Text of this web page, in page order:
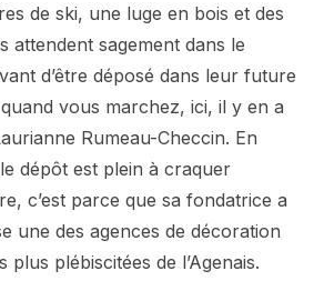
de ski, une luge en bois et des
attendent sagement dans le
d’être déposé dans leur future
vous marchez, ici, il y en a
Rumeau-Checcin. En
dépôt est plein à craquer
c’est parce que sa fondatrice a
une des agences de décoration
plus plébiscitées de l’Agenais.